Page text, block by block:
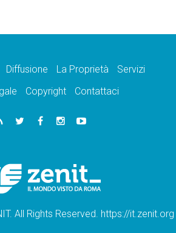
Diffusione La Proprietà
Servizi
Copyright Contattaci
All Rights Reserved. https://it.zenit.org